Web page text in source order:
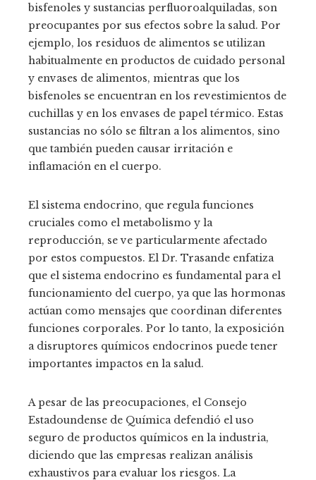
bisfenoles y sustancias perfluoroalquiladas, son
preocupantes por sus efectos sobre la salud. Por
ejemplo, los residuos de alimentos se utilizan
habitualmente en productos de cuidado personal
y envases de alimentos, mientras que los
bisfenoles se encuentran en los revestimientos de
cuchillas y en los envases de papel térmico. Estas
sustancias no sólo se filtran a los alimentos, sino
que también pueden causar irritación e
inflamación en el cuerpo.
El sistema endocrino, que regula funciones
cruciales como el metabolismo y la
reproducción, se ve particularmente afectado
por estos compuestos. El Dr. Trasande enfatiza
que el sistema endocrino es fundamental para el
funcionamiento del cuerpo, ya que las hormonas
actúan como mensajes que coordinan diferentes
funciones corporales. Por lo tanto, la exposición
a disruptores químicos endocrinos puede tener
importantes impactos en la salud.
A pesar de las preocupaciones, el Consejo
Estadoundense de Química defendió el uso
seguro de productos químicos en la industria,
diciendo que las empresas realizan análisis
exhaustivos para evaluar los riesgos. La